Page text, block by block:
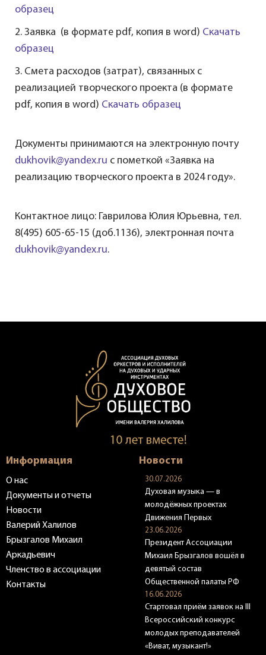
образец
2. Заявка (в формате pdf, копия в word) Скачать
образец
3. Смета расходов (затрат), связанных с
реализацией творческого проекта (в формате
pdf, копия в word) Скачать образец
Документы принимаются на электронную почту
dukhovik@yandex.ru с пометкой «Заявка на
реализацию творческого проекта в 2024 году».
Контактное лицо: Гаврилова Юлия Юрьевна, тел.
8(495) 605-65-15 (доб.1136), электронная почта
dukhovik@yandex.ru.
Информация
О нас
Документы и отчеты
Новости
Валерий Халилов
Брызгалов Михаил
Аркадьевич
Членство в ассоциации
Контакты
Новости
30.07.2026
Духовая музыка — в
молодёжных проектах
Движения Первых
23.06.2026
Президент Ассоциации
Михаил Брызгалов вошёл в
девятый состав
Общественной палаты РФ
16.06.2026
Стартовал приём заявок на III
Всероссийский конкурс
молодых преподавателей
«Виват, музыкант!»